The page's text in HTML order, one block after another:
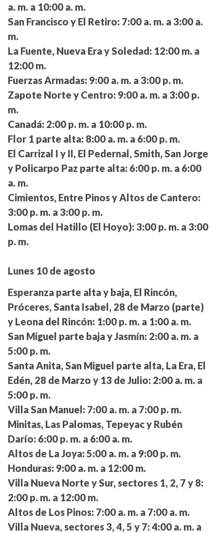
a. m. a 10:00 a. m.
San Francisco y El Retiro: 7:00 a. m. a 3:00 a.
m.
La Fuente, Nueva Era y Soledad: 12:00 m. a
12:00 m.
Fuerzas Armadas: 9:00 a. m. a 3:00 p. m.
Zapote Norte y Centro: 9:00 a. m. a 3:00 p.
m.
Canadá: 2:00 p. m. a 10:00 p. m.
Flor 1 parte alta: 8:00 a. m. a 6:00 p. m.
El Carrizal I y II, El Pedernal, Smith, San Jorge
y Policarpo Paz parte alta: 6:00 p. m. a 6:00
a. m.
Cimientos, Entre Pinos y Altos de Cantero:
3:00 p. m. a 3:00 p. m.
Lomas del Hatillo (El Hoyo): 3:00 p. m. a 3:00
p. m.
Lunes 10 de agosto
Esperanza parte alta y baja, El Rincón,
Próceres, Santa Isabel, 28 de Marzo (parte)
y Leona del Rincón: 1:00 p. m. a 1:00 a. m.
San Miguel parte baja y Jasmín: 2:00 a. m. a
5:00 p. m.
Santa Anita, San Miguel parte alta, La Era, El
Edén, 28 de Marzo y 13 de Julio: 2:00 a. m. a
5:00 p. m.
Villa San Manuel: 7:00 a. m. a 7:00 p. m.
Minitas, Las Palomas, Tepeyac y Rubén
Darío: 6:00 p. m. a 6:00 a. m.
Altos de La Joya: 5:00 a. m. a 9:00 p. m.
Honduras: 9:00 a. m. a 12:00 m.
Villa Nueva Norte y Sur, sectores 1, 2, 7 y 8:
2:00 p. m. a 12:00 m.
Altos de Los Pinos: 7:00 a. m. a 7:00 a. m.
Villa Nueva, sectores 3, 4, 5 y 7: 4:00 a. m. a